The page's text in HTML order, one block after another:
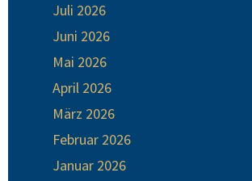
Juli 2026
Juni 2026
Mai 2026
April 2026
März 2026
Februar 2026
Januar 2026